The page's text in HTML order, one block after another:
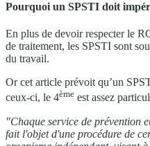
Pourquoi un SPSTI doit
En plus de devoir respecter le
de traitement, les SPSTI sont
du travail.
Or cet article prévoit qu’un
ceux-ci, le 4ème est assez
"Chaque service de prévention
fait l'objet d'une procédure de